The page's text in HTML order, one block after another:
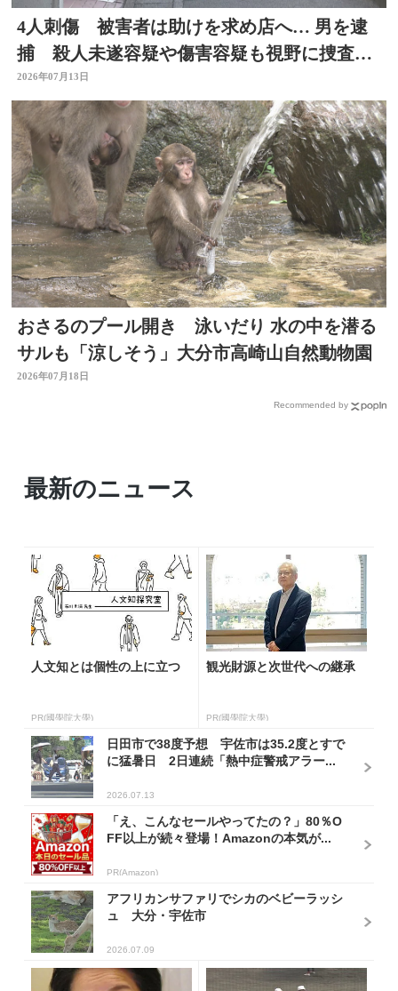
4人刺傷 被害者は助けを求め店へ… 男を逮
捕 殺人未遂容疑や傷害容疑も視野に捜査
大分県佐伯市
2026年07月13日
おさるのプール開き 泳いだり 水の中を潜る
サルも「涼しそう」大分市高崎山自然動物園
2026年07月18日
Recommended by
最新のニュース
人文知とは個性の上に立つ
PR(國學院大學)
観光財源と次世代への継承
PR(國學院大學)
日田市で38度予想 宇佐市は35.2度とすで
に猛暑日 2日連続「熱中症警戒アラー...
2026.07.13
「え、こんなセールやってたの？」80％O
FF以上が続々登場！Amazonの本気が...
PR(Amazon)
アフリカンサファリでシカのベビーラッシ
ュ 大分・宇佐市
2026.07.09